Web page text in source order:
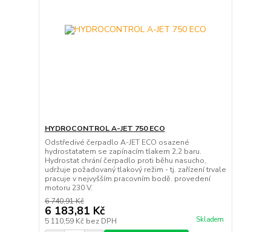
HYDROCONTROL A-JET 750 ECO
Odstředivé čerpadlo A-JET ECO osazené
hydrostatatem se zapínacím tlakem 2,2 baru.
Hydrostat chrání čerpadlo proti běhu nasucho,
udržuje požadovaný tlakový režim - tj. zařízení trvale
pracuje v nejvyšším pracovním bodě. provedení
motoru 230 V.
6 740,91 Kč
6 183,81 Kč
5 110,59 Kč bez DPH Skladem